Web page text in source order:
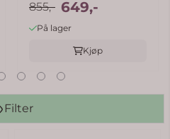
855,- 649,-
På lager
Kjøp
Filter